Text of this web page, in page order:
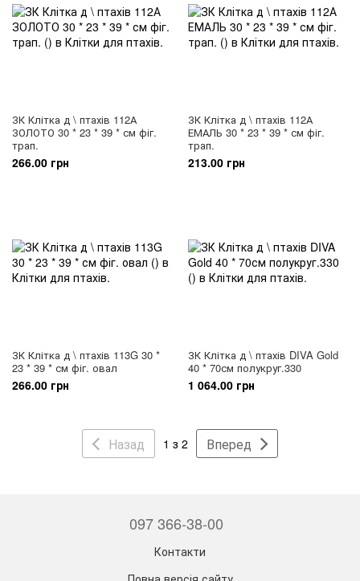
ЗК Клітка д \ птахів 112А
ЗОЛОТО 30 * 23 * 39 * см фіг.
трап.
266.00 грн
ЗК Клітка д \ птахів 112А
ЕМАЛЬ 30 * 23 * 39 * см фіг.
трап.
213.00 грн
ЗК Клітка д \ птахів 113G 30 *
23 * 39 * см фіг. овал
266.00 грн
ЗК Клітка д \ птахів DIVA Gold
40 * 70см полукруг.330
1 064.00 грн
Назад 1 з 2 Вперед
097 366-38-00
Контакти